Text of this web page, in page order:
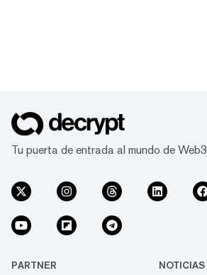
Tu puerta de entrada al mundo de Web3
PARTNER NOTICIAS